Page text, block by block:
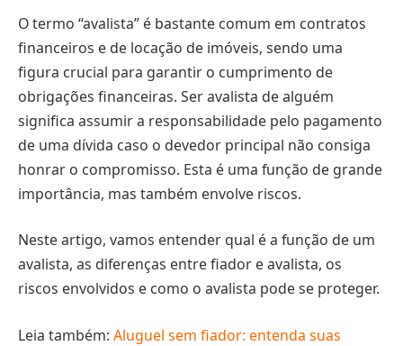
O termo “avalista” é bastante comum em contratos
financeiros e de locação de imóveis, sendo uma
figura crucial para garantir o cumprimento de
obrigações financeiras. Ser avalista de alguém
significa assumir a responsabilidade pelo pagamento
de uma dívida caso o devedor principal não consiga
honrar o compromisso. Esta é uma função de grande
importância, mas também envolve riscos.
Neste artigo, vamos entender qual é a função de um
avalista, as diferenças entre fiador e avalista, os
riscos envolvidos e como o avalista pode se proteger.
Leia também: Aluguel sem fiador: entenda suas